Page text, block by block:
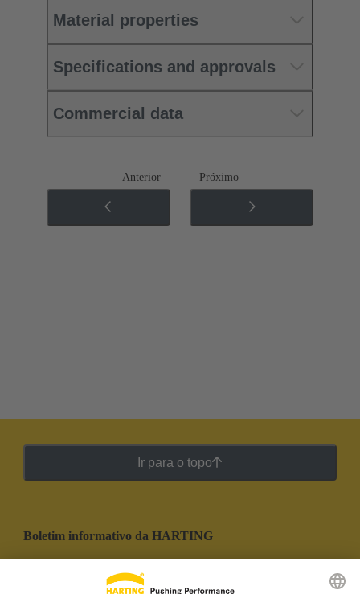
Material properties
Specifications and approvals
Commercial data
Anterior Próximo
Ir para o topo
Boletim informativo da HARTING